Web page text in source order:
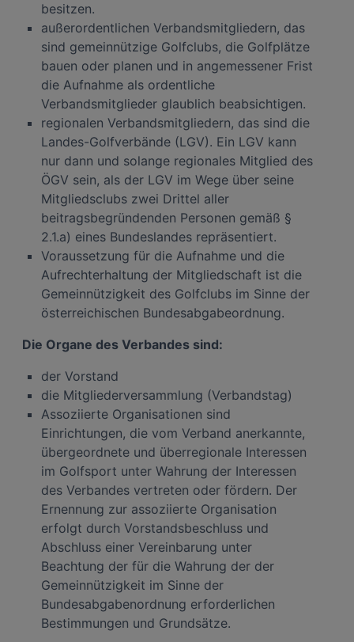
besitzen.
außerordentlichen Verbandsmitgliedern, das
sind gemeinnützige Golfclubs, die Golfplätze
bauen oder planen und in angemessener Frist
die Aufnahme als ordentliche
Verbandsmitglieder glaublich beabsichtigen.
regionalen Verbandsmitgliedern, das sind die
Landes-Golfverbände (LGV). Ein LGV kann
nur dann und solange regionales Mitglied des
ÖGV sein, als der LGV im Wege über seine
Mitgliedsclubs zwei Drittel aller
beitragsbegründenden Personen gemäß §
2.1.a) eines Bundeslandes repräsentiert.
Voraussetzung für die Aufnahme und die
Aufrechterhaltung der Mitgliedschaft ist die
Gemeinnützigkeit des Golfclubs im Sinne der
österreichischen Bundesabgabeordnung.
Die Organe des Verbandes sind:
der Vorstand
die Mitgliederversammlung (Verbandstag)
Assoziierte Organisationen sind
Einrichtungen, die vom Verband anerkannte,
übergeordnete und überregionale Interessen
im Golfsport unter Wahrung der Interessen
des Verbandes vertreten oder fördern. Der
Ernennung zur assoziierte Organisation
erfolgt durch Vorstandsbeschluss und
Abschluss einer Vereinbarung unter
Beachtung der für die Wahrung der der
Gemeinnützigkeit im Sinne der
Bundesabgabenordnung erforderlichen
Bestimmungen und Grundsätze.